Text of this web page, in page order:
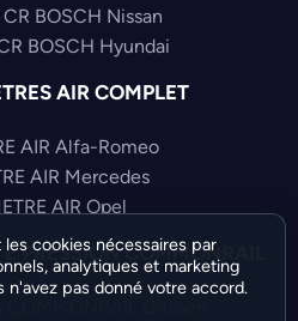
BOSCH Nissan
BOSCH Hyundai
AIR COMPLET
AIR Alfa-Romeo
AIR Mercedes
AIR Opel
PRESSION COMMONRAIL
COMMONRAIL Citroen
cookies nécessaires par
analytiques et marketing
n'avez pas donné votre accord.